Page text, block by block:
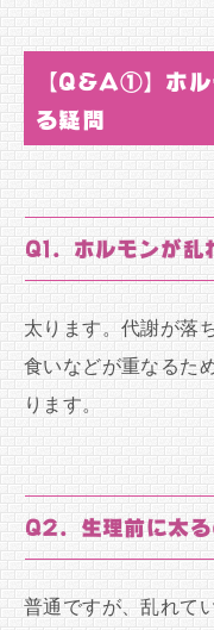
【Q&A①】ホル
る疑問
Q1. ホルモンが乱
太ります。代謝が落
食いなどが重なるた
ります。
Q2. 生理前に太る
普通ですが、乱れて